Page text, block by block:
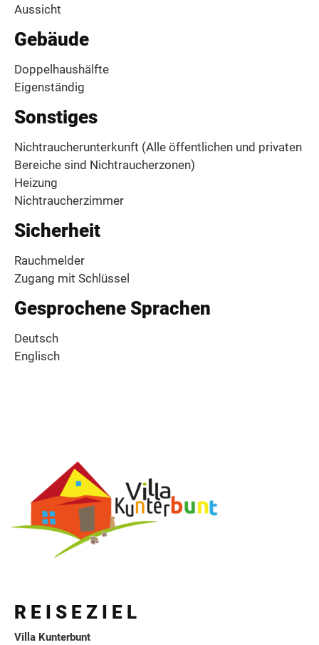
Aussicht
Gebäude
Doppelhaushälfte
Eigenständig
Sonstiges
Nichtraucherunterkunft (Alle öffentlichen und privaten
Bereiche sind Nichtraucherzonen)
Heizung
Nichtraucherzimmer
Sicherheit
Rauchmelder
Zugang mit Schlüssel
Gesprochene Sprachen
Deutsch
Englisch
R E I S E Z I E L
Villa Kunterbunt